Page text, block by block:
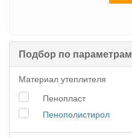
Подбор по параметрам
Материал утеплителя
Пенопласт
Пенополистирол